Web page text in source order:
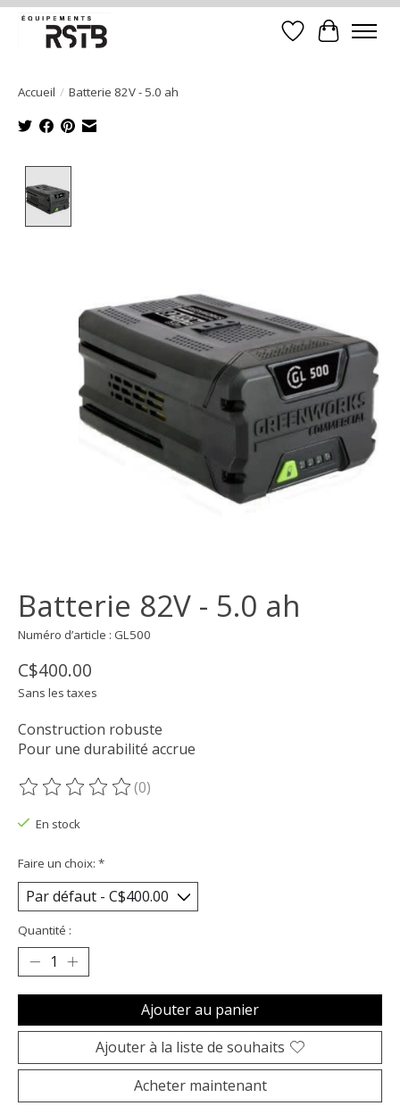
Liste dePanier
Accueil / Batterie 82V - 5.0 ah
Batterie 82V - 5.0 ah
Numéro d’article : GL500
C$400.00
Sans les taxes
Construction robuste
Pour une durabilité accrue
Ce produit est évalué à
(0)
En stock
Faire un choix: *
Quantité :
Ajouter au panier
Ajouter à la liste de souhaits
Acheter maintenant